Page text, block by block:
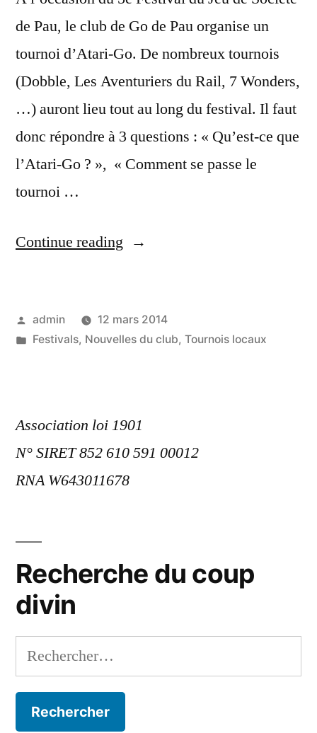
de Pau, le club de Go de Pau organise un
tournoi d’Atari-Go. De nombreux tournois
(Dobble, Les Aventuriers du Rail, 7 Wonders,
…) auront lieu tout au long du festival. Il faut
donc répondre à 3 questions : « Qu’est-ce que
l’Atari-Go ? », « Comment se passe le
tournoi …
Continue reading « Tournoi
du
Posted
by
admin
12 mars 2014
Posted
Festivals, Nouvelles du club, Tournois locaux
Association loi 1901
N° SIRET 852 610 591 00012
RNA W643011678
Recherche du coup
divin
Rechercher :